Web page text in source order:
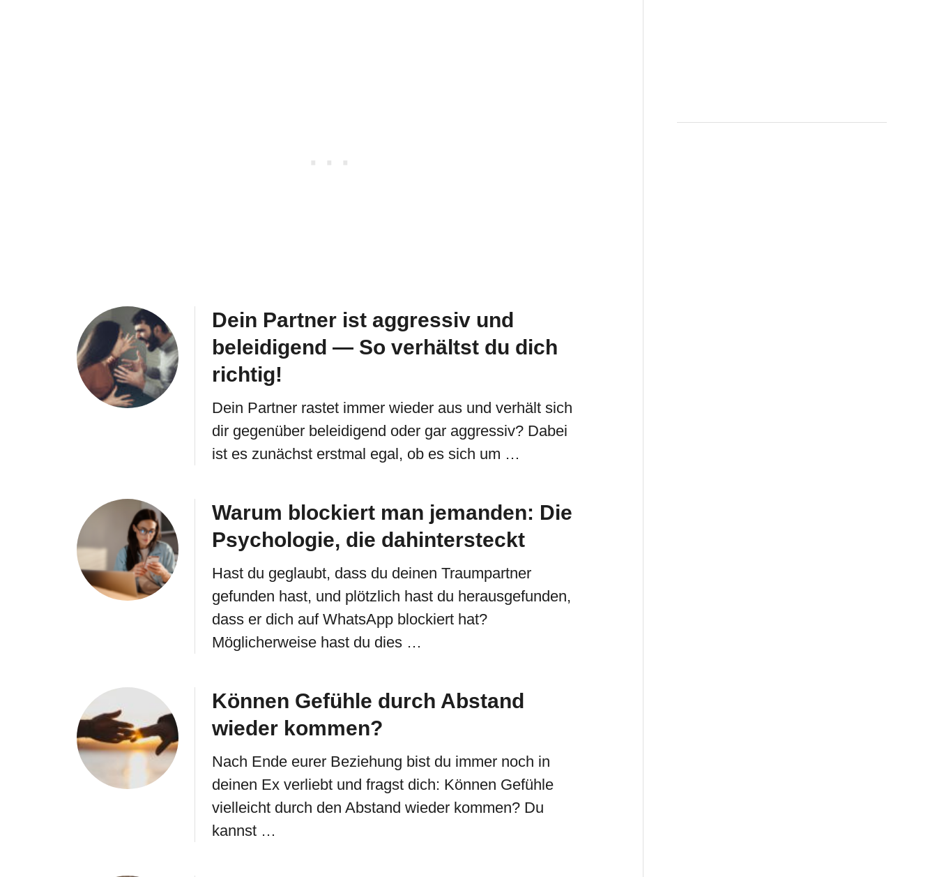
Dein Partner ist aggressiv und
beleidigend — So verhältst du dich
richtig!
Dein Partner rastet immer wieder aus und verhält sich
dir gegenüber beleidigend oder gar aggressiv? Dabei
ist es zunächst erstmal egal, ob es sich um …
Warum blockiert man jemanden: Die
Psychologie, die dahintersteckt
Hast du geglaubt, dass du deinen Traumpartner
gefunden hast, und plötzlich hast du herausgefunden,
dass er dich auf WhatsApp blockiert hat?
Möglicherweise hast du dies …
Können Gefühle durch Abstand
wieder kommen?
Nach Ende eurer Beziehung bist du immer noch in
deinen Ex verliebt und fragst dich: Können Gefühle
vielleicht durch den Abstand wieder kommen? Du
kannst …